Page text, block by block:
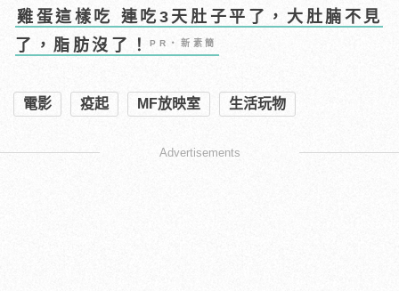
雞蛋這樣吃 連吃3天肚子平了，大肚腩不見
了，脂肪沒了！PR・新素簡
電影 疫起 MF放映室 生活玩物
Advertisements